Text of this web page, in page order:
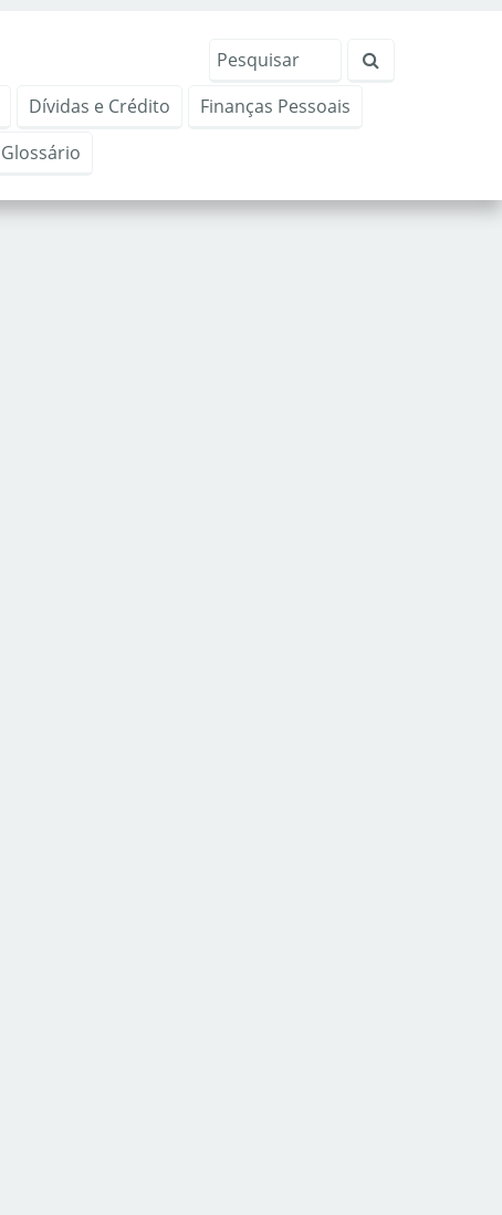
Dívidas e Crédito
Finanças Pessoais
Glossário